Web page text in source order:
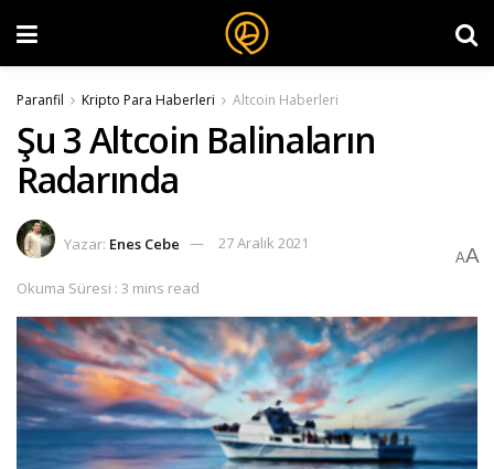
Paranfil Kripto Para Haberleri Altcoin Haberleri
Şu 3 Altcoin Balinaların
Radarında
Yazar: Enes Cebe 27 Aralık 2021
Okuma Süresi : 3 mins read
AA